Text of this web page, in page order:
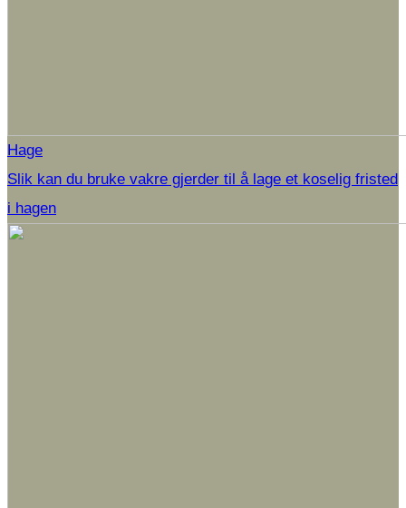
Hage
Slik kan du bruke vakre gjerder til å lage et koselig fristed
i hagen